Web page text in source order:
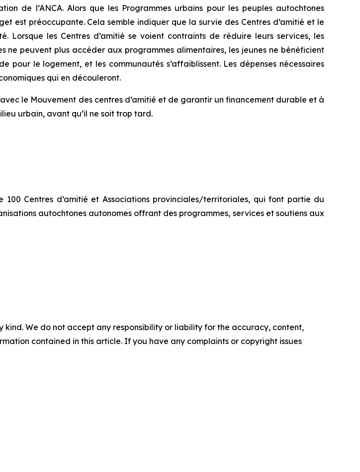
de l’ANCA. Alors que les Programmes urbains pour les peuples autochtones
est préoccupante. Cela semble indiquer que la survie des Centres d’amitié et le
Lorsque les Centres d’amitié se voient contraints de réduire leurs services, les
ne peuvent plus accéder aux programmes alimentaires, les jeunes ne bénéficient
le logement, et les communautés s’affaiblissent. Les dépenses nécessaires
qui en découleront.
le Mouvement des centres d’amitié et de garantir un financement durable et à
urbain, avant qu’il ne soit trop tard.
100 Centres d’amitié et Associations provinciales/territoriales, qui font partie du
autochtones autonomes offrant des programmes, services et soutiens aux
We do not accept any responsibility or liability for the accuracy, content,
contained in this article. If you have any complaints or copyright issues